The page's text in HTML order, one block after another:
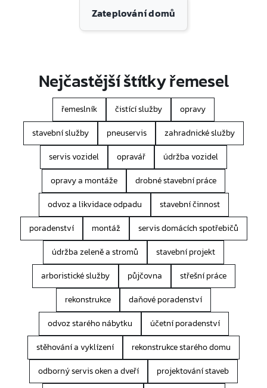
Zateplování domů
Nejčastější štítky řemesel
řemeslník čistící služby
opravy
stavební služby
pneuservis
zahradnické služby
servis vozidel
opravář
údržba vozidel
opravy a montáže
drobné stavební práce
odvoz a likvidace odpadu
stavební činnost
poradenství
montáž
servis domácích spotřebičů
údržba zeleně a stromů
stavební projekt
arboristické služby
půjčovna
střešní práce
rekonstrukce
daňové poradenství
odvoz starého nábytku
účetní poradenství
stěhování a vyklízení
rekonstrukce starého domu
odborný servis oken a dveří
projektování staveb